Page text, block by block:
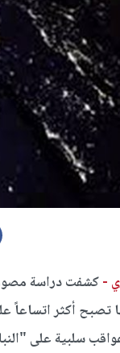
-كشفت دراسة
تصبح أكثر
سلبية على